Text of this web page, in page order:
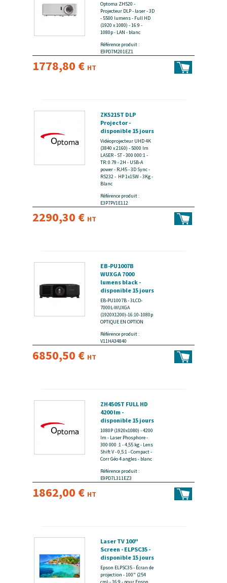
Optoma ZH520 -
Projecteur DLP - laser - 3D
- 5500 lumens - Full HD
(1920 x 1080) - 16:9 -
1080p - LAN - blanc
Référence produit :
E9PD7M201EZ1
1778,80 € HT
ZK521ST DLP
Projector -
disponible 15 jours
Vidéoprojecteur UHD 4K
(3840 x 2160) - 5000 lm
LASER - ST - 300 000:1 -
TR: 0.79 - 2H - USB-A
power - RJ45 - 3D Sync -
RS232 - HP 1x15W - 3Kg -
Blanc
Référence produit :
E3P7PV1E112
2290,30 € HT
EB-PU1007B
WUXGA 7000
lumens black -
disponible 15 jours
EB-PU1007B - 3LCD-
7000L-WUXGA
(1920X1200)-16:10-1080p
OPTIQUE EN OPTION
Référence produit :
V11HA34840
6850,50 € HT
ZH450ST FULL HD
4200 lm -
disponible 15 jours
1080P (1920x1080) - 4200
lm - Laser Phosphore -
300 000 :1 - 4,55 kg - Lens
Shift V - 0,5:1 - Compact -
Corr Géo 4 angles - blanc
Référence produit :
E9PD7L311EZ3
1862,00 € HT
Laser TV 100"
Screen - ELPSC35 -
disponible 15 jours
Epson ELPSC35 - Écran de
projection - 100" (254